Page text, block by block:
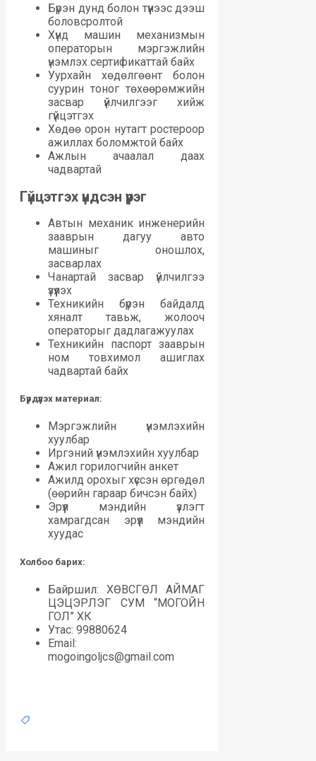
Бүрэн дунд болон түүнээс дээш
боловсролтой
Хүнд машин механизмын
операторын мэргэжлийн
үнэмлэх сертификаттай байх
Уурхайн хөдөлгөөнт болон
суурин тоног төхөөрөмжийн
засвар үйлчилгээг хийж
гүйцэтгэх
Хөдөө орон нутагт ростероор
ажиллах боломжтой байх
Ажлын ачаалал даах
чадвартай
Гүйцэтгэх үндсэн үүрэг
Автын механик инженерийн
зааврын дагуу авто
машиныг оношлох,
засварлах
Чанартай засвар үйлчилгээ
үзүүлэх
Техникийн бүрэн байдалд
хяналт тавьж, жолооч
операторыг дадлагажуулах
Техникийн паспорт зааврын
ном товхимол ашиглах
чадвартай байх
Бүрдүүлэх материал:
Мэргэжлийн үнэмлэхийн
хуулбар
Иргэний үнэмлэхийн хуулбар
Ажил горилогчийн анкет
Ажилд орохыг хүссэн өргөдөл
(өөрийн гараар бичсэн байх)
Эрүүл мэндийн үзлэгт
хамрагдсан эрүүл мэндийн
хуудас
Холбоо барих:
Байршил: ХӨВСГӨЛ АЙМАГ
ЦЭЦЭРЛЭГ СУМ “МОГОЙН
ГОЛ” ХК
Утас: 99880624
Email:
mogoingoljcs@gmail.com